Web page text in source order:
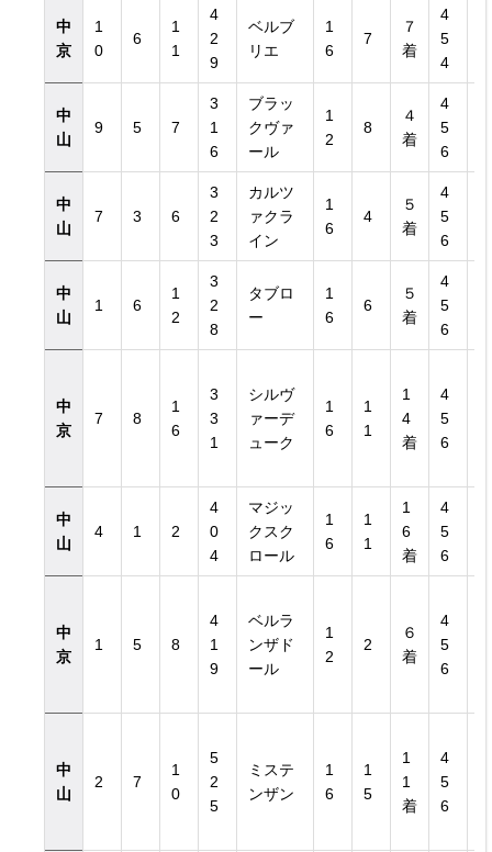
中
京
1
0
6
1
1
4
2
9
ベルブ
リエ
1
6
7
７
着
4
5
4
中
山
9 5 7
3
1
6
ブラッ
クヴァ
ール
1
2
8
４
着
4
5
6
中
山
7 3 6
3
2
3
カルツ
ァクラ
イン
1
6
4
５
着
4
5
6
中
山
1 6
1
2
3
2
8
タブロ
ー
1
6
6
５
着
4
5
6
中
京
7 8
1
6
3
3
1
シルヴ
ァーデ
ューク
1
6
1
1
1
4
着
4
5
6
中
山
4 1 2
4
0
4
マジッ
クスク
ロール
1
6
1
1
1
6
着
4
5
6
中
京
1 5 8
4
1
9
ベルラ
ンザド
ール
1
2
2
６
着
4
5
6
中
山
2 7
1
0
5
2
5
ミステ
ンザン
1
6
1
5
1
1
着
4
5
6